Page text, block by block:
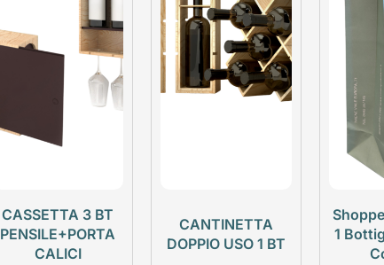
CASSETTA 3 BT
PENSILE+PORTA
CALICI
CANTINETTA
DOPPIO USO 1 BT
1